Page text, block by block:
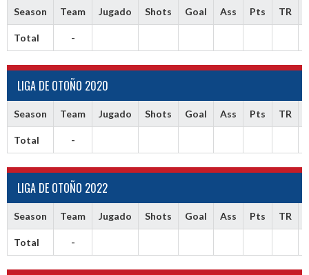
Season Team Jugado Shots Goal Ass Pts TR
Total -
LIGA DE OTOÑO 2020
Season Team Jugado Shots Goal Ass Pts TR
Total -
LIGA DE OTOÑO 2022
Season Team Jugado Shots Goal Ass Pts TR
Total -